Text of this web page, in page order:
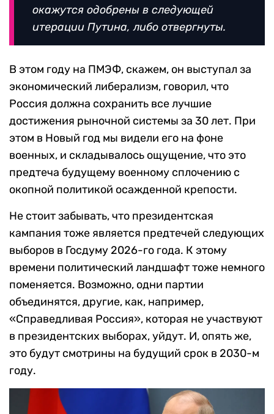
окажутся одобрены в следующей
итерации Путина, либо отвергнуты.
В этом году на ПМЭФ, скажем, он выступал за
экономический либерализм, говорил, что
Россия должна сохранить все лучшие
достижения рыночной системы за 30 лет. При
этом в Новый год мы видели его на фоне
военных, и складывалось ощущение, что это
предтеча будущему военному сплочению с
окопной политикой осажденной крепости.
Не стоит забывать, что президентская
кампания тоже является предтечей следующих
выборов в Госдуму 2026-го года. К этому
времени политический ландшафт тоже немного
поменяется. Возможно, одни партии
объединятся, другие, как, например,
«Справедливая Россия», которая не участвуют
в президентских выборах, уйдут. И, опять же,
это будут смотрины на будущий срок в 2030-м
году.